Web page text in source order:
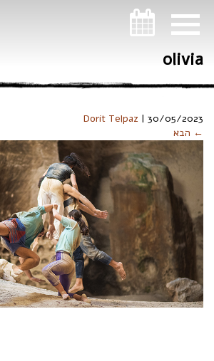
olivia
Dorit Telpaz | 30/05/2023
← הבא